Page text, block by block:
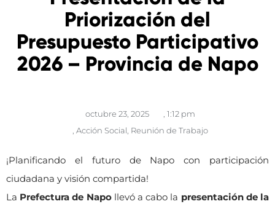
Priorización del
Presupuesto Participativo
2026 – Provincia de Napo
octubre 23, 2025 , 1:12 pm
, Acción Social, Reunión de Trabajo
¡Planificando el futuro de Napo con participación
ciudadana y visión compartida!
La Prefectura de Napollevó a cabo la presentación de la